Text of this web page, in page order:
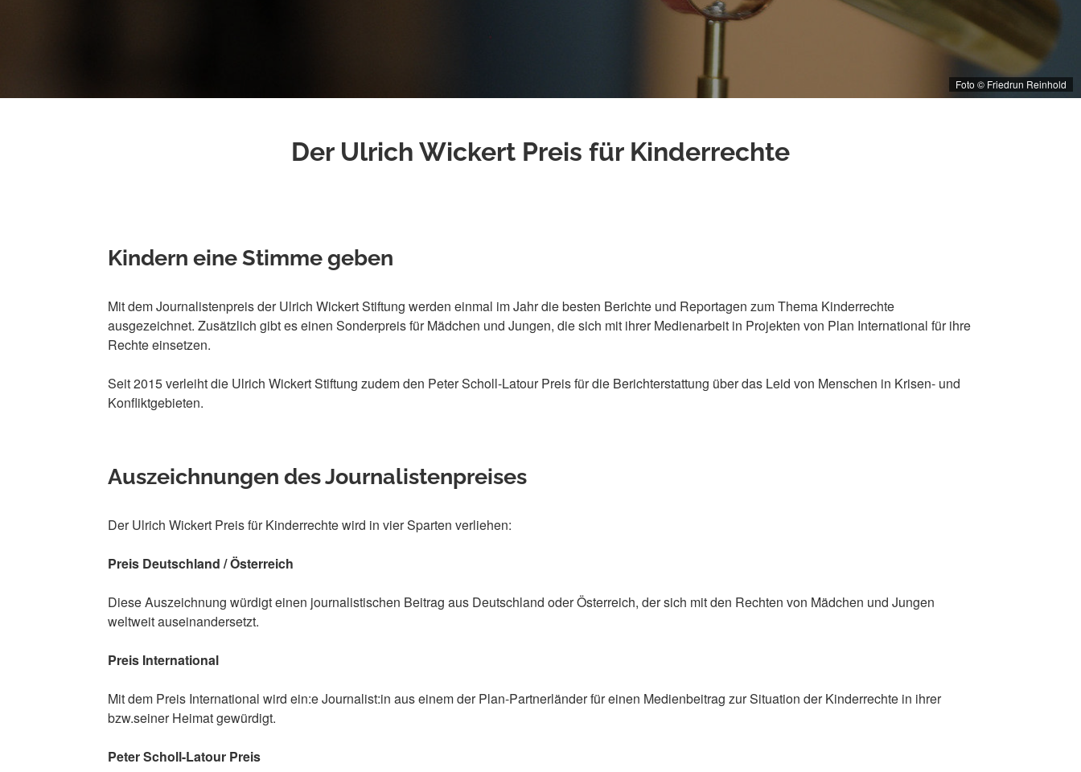
Foto © Friedrun Reinhold
Der Ulrich Wickert Preis für Kinderrechte
Kindern eine Stimme geben
Mit dem Journalistenpreis der Ulrich Wickert Stiftung werden einmal im Jahr die besten Berichte und Reportagen zum Thema Kinderrechte
ausgezeichnet. Zusätzlich gibt es einen Sonderpreis für Mädchen und Jungen, die sich mit ihrer Medienarbeit in Projekten von Plan International für ihre
Rechte einsetzen.
Seit 2015 verleiht die Ulrich Wickert Stiftung zudem den Peter Scholl-Latour Preis für die Berichterstattung über das Leid von Menschen in Krisen- und
Konfliktgebieten.
Auszeichnungen des Journalistenpreises
Der Ulrich Wickert Preis für Kinderrechte wird in vier Sparten verliehen:
Preis Deutschland / Österreich
Diese Auszeichnung würdigt einen journalistischen Beitrag aus Deutschland oder Österreich, der sich mit den Rechten von Mädchen und Jungen
weltweit auseinandersetzt.
Preis International
Mit dem Preis International wird ein:e Journalist:in aus einem der Plan-Partnerländer für einen Medienbeitrag zur Situation der Kinderrechte in ihrer
bzw.seiner Heimat gewürdigt.
Peter Scholl-Latour Preis